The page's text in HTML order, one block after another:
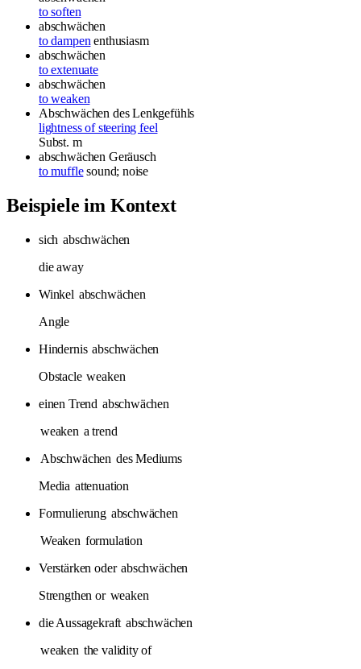
to soften
abschwächen
to dampen enthusiasm
abschwächen
to extenuate
abschwächen
to weaken
Abschwächen des Lenkgefühls
lightness of steering feel
Subst. m
abschwächen Geräusch
to muffle sound; noise
Beispiele im Kontext
sich abschwächen
die away
Winkel abschwächen
Angle
Hindernis abschwächen
Obstacle weaken
einen Trend abschwächen
weaken a trend
Abschwächen des Mediums
Media attenuation
Formulierung abschwächen
Weaken formulation
Verstärken oder abschwächen
Strengthen or weaken
die Aussagekraft abschwächen
weaken the validity of